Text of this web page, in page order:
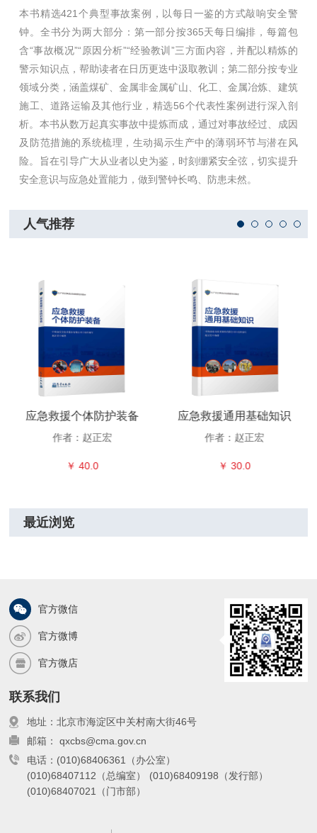
本书精选421个典型事故案例，以每日一鉴的方式敲响安全警
钟。全书分为两大部分：第一部分按365天每日编排，每篇包
含“事故概况”“原因分析”“经验教训”三方面内容，并配以精炼的
警示知识点，帮助读者在日历更迭中汲取教训；第二部分按专业
领域分类，涵盖煤矿、金属非金属矿山、化工、金属冶炼、建筑
施工、道路运输及其他行业，精选56个代表性案例进行深入剖
析。本书从数万起真实事故中提炼而成，通过对事故经过、成因
及防范措施的系统梳理，生动揭示生产中的薄弱环节与潜在风
险。旨在引导广大从业者以史为鉴，时刻绷紧安全弦，切实提升
安全意识与应急处置能力，做到警钟长鸣、防患未然。
人气推荐
应急救援个体防护装备
作者：赵正宏
￥ 40.0
应急救援通用基础知识
作者：赵正宏
￥ 30.0
最近浏览
官方微信
官方微博
官方微店
联系我们
地址：北京市海淀区中关村南大街46号
邮箱： qxcbs@cma.gov.cn
电话：(010)68406361（办公室）
(010)68407112（总编室）
(010)68409198（发行部）
(010)68407021（门市部）